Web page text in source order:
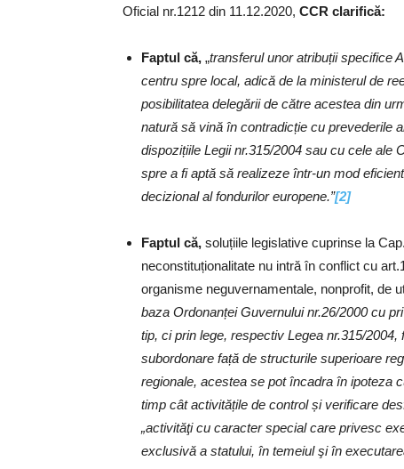
Oficial nr.1212 din 11.12.2020, CCR clarifică:
Faptul că, „transferul unor atribuții specifice
centru spre local, adică de la ministerul de
posibilitatea delegării de către acestea din
natură să vină în contradicție cu prevederile
dispozițiile Legii nr.315/2004 sau cu cele ale
spre a fi aptă să realizeze într-un mod
decizional al fondurilor europene.”[2]
Faptul că, soluțiile legislative cuprinse la
neconstituționalitate nu intră în conflict cu
organisme neguvernamentale, nonprofit, de
baza Ordonanței Guvernului nr.26/2000 cu
tip, ci prin lege, respectiv Legea nr.315/
subordonare față de structurile superioare
regionale, acestea se pot încadra în ipoteza
timp cât activitățile de control și verificare
„activităţi cu caracter special care privesc
exclusivă a statului, în temeiul şi în